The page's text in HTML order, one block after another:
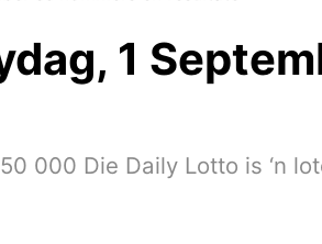
1
000 Die Daily Lotto is ‘n